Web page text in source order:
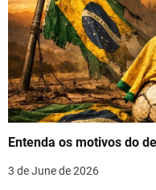
Entenda os motivos do
3 de June de 2026